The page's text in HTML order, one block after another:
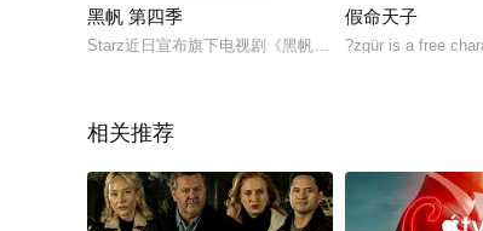
黑帆 第四季
Starz近日宣布旗下电视剧《黑帆》将会在第四季迎来剧
假命天子
?zgür is a free
相关推荐